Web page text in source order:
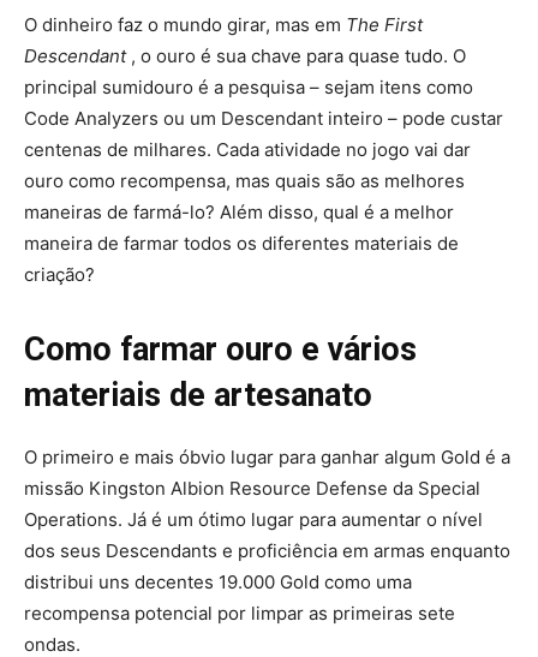
O dinheiro faz o mundo girar, mas em The First
Descendant, o ouro é sua chave para quase tudo. O
principal sumidouro é a pesquisa – sejam itens como
Code Analyzers ou um Descendant inteiro – pode custar
centenas de milhares. Cada atividade no jogo vai dar
ouro como recompensa, mas quais são as melhores
maneiras de farmá-lo? Além disso, qual é a melhor
maneira de farmar todos os diferentes materiais de
criação?
Como farmar ouro e vários
materiais de artesanato
O primeiro e mais óbvio lugar para ganhar algum Gold é a
missão Kingston Albion Resource Defense da Special
Operations. Já é um ótimo lugar para aumentar o nível
dos seus Descendants e proficiência em armas enquanto
distribui uns decentes 19.000 Gold como uma
recompensa potencial por limpar as primeiras sete
ondas.